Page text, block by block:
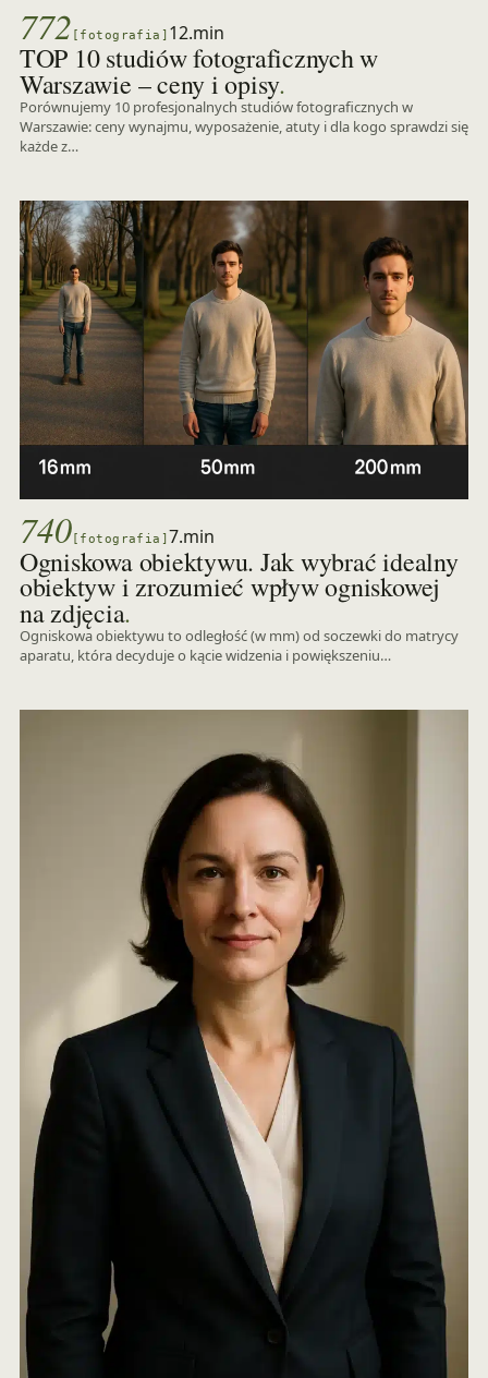
772 [fotografia] 12.min
TOP 10 studiów fotograficznych w
Warszawie – ceny i opisy.
Porównujemy 10 profesjonalnych studiów fotograficznych w
Warszawie: ceny wynajmu, wyposażenie, atuty i dla kogo sprawdzi się
każde z…
740 [fotografia] 7.min
Ogniskowa obiektywu. Jak wybrać idealny
obiektyw i zrozumieć wpływ ogniskowej
na zdjęcia.
Ogniskowa obiektywu to odległość (w mm) od soczewki do matrycy
aparatu, która decyduje o kącie widzenia i powiększeniu…